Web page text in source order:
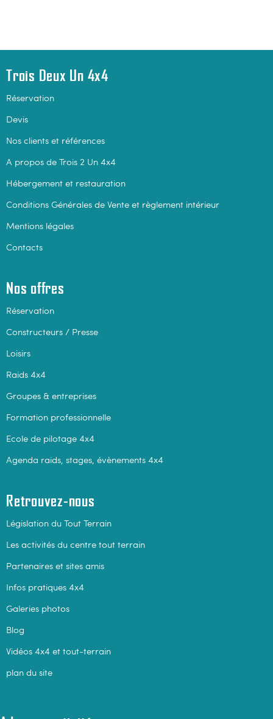
Trois Deux Un 4x4
Réservation
Devis
Nos clients et références
A propos de Trois 2 Un 4x4
Hébergement et restauration
Conditions Générales de Vente et règlement intérieur
Mentions légales
Contacts
Nos offres
Réservation
Constructeurs / Presse
Loisirs
Raids 4x4
Groupes & entreprises
Formation professionnelle
Ecole de pilotage 4x4
Agenda raids, stages, évènements 4x4
Retrouvez-nous
Législation du Tout Terrain
Les activités du centre tout terrain
Partenaires et sites amis
Infos pratiques 4x4
Galeries photos
Blog
Vidéos 4x4 et tout-terrain
plan du site